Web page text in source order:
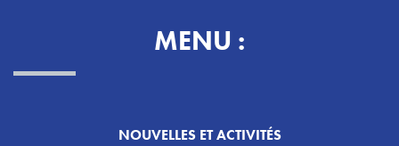
MENU :
NOUVELLES ET ACTIVITÉS